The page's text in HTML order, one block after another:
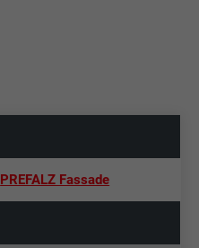
PREFALZ Fassade